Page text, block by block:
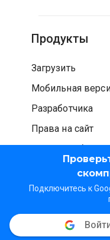
Подключитесь к
Продукты
Загрузить
Мобильная
Разработчика
Права на сайт
Проверка
© WOT